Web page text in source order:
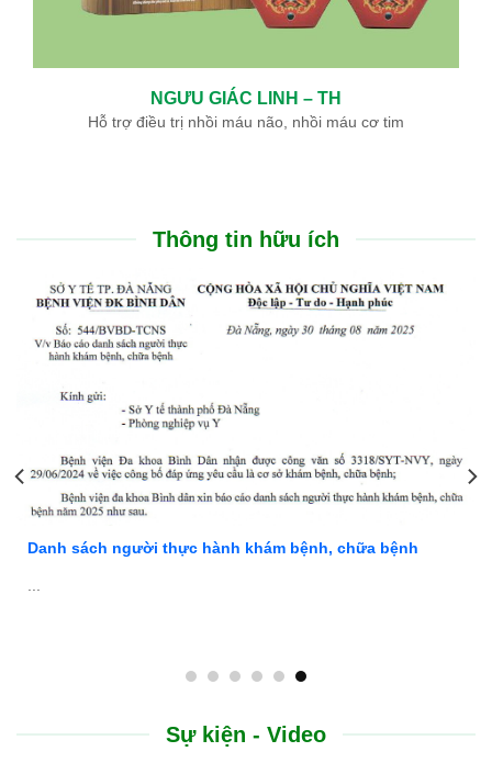
NGƯU GIÁC LINH – TH
Hỗ trợ điều trị nhồi máu não, nhồi máu cơ tim
Thông tin hữu ích
Danh sách người thực hành khám bệnh, chữa bệnh
...
Sự kiện - Video